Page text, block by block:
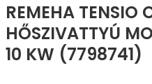
REMEHA TENSIO
HŐSZIVATTYÚ
10 KW (7798741)